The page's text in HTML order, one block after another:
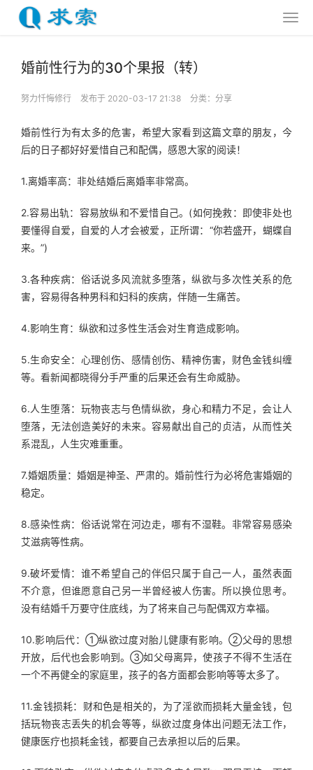
婚前性行为的30个果报（转）
努力忏悔修行 发布于 2020-03-17 21:38 分类： 分享
婚前性行为有太多的危害，希望大家看到这篇文章的朋友，今
后的日子都好好爱惜自己和配偶，感恩大家的阅读！
1.离婚率高：非处结婚后离婚率非常高。
2.容易出轨：容易放纵和不爱惜自己。(如何挽救：即使非处也
要懂得自爱，自爱的人才会被爱，正所谓：“你若盛开，蝴蝶自
来。”)
3.各种疾病：俗话说多风流就多堕落，纵欲与多次性关系的危
害，容易得各种男科和妇科的疾病，伴随一生痛苦。
4.影响生育：纵欲和过多性生活会对生育造成影响。
5.生命安全：心理创伤、感情创伤、精神伤害，财色金钱纠缠
等。看新闻都晓得分手严重的后果还会有生命威胁。
6.人生堕落：玩物丧志与色情纵欲，身心和精力不足，会让人
堕落，无法创造美好的未来。容易献出自己的贞洁，从而性关
系混乱，人生灾难重重。
7.婚姻质量：婚姻是神圣、严肃的。婚前性行为必将危害婚姻的
稳定。
8.感染性病：俗话说常在河边走，哪有不湿鞋。非常容易感染
艾滋病等性病。
9.破坏爱情：谁不希望自己的伴侣只属于自己一人，虽然表面
不介意，但谁愿意自己另一半曾经被人伤害。所以换位思考。
没有结婚千万要守住底线，为了将来自己与配偶双方幸福。
10.影响后代：①纵欲过度对胎儿健康有影响。②父母的思想
开放，后代也会影响到。③如父母离异，使孩子不得不生活在
一个不再健全的家庭里，孩子的各方面都会影响等等太多了。
11.金钱损耗：财和色是相关的，为了淫欲而损耗大量金钱，包
括玩物丧志丢失的机会等等，纵欲过度身体出问题无法工作，
健康医疗也损耗金钱，都要自己去承担以后的后果。